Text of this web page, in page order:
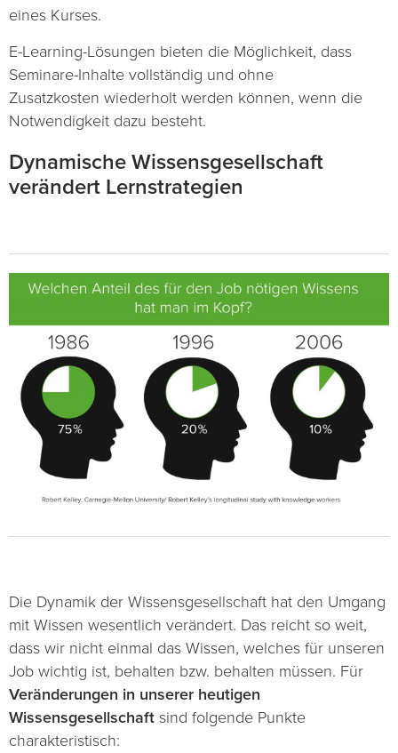
eines Kurses.
E-Learning-Lösungen bieten die Möglichkeit, dass
Seminare-Inhalte vollständig und ohne
Zusatzkosten wiederholt werden können, wenn die
Notwendigkeit dazu besteht.
Dynamische Wissensgesellschaft
verändert Lernstrategien
Die Dynamik der Wissensgesellschaft hat den Umgang
mit Wissen wesentlich verändert. Das reicht so weit,
dass wir nicht einmal das Wissen, welches für unseren
Job wichtig ist, behalten bzw. behalten müssen. Für
Veränderungen in unserer heutigen
Wissensgesellschaft sind folgende Punkte
charakteristisch: